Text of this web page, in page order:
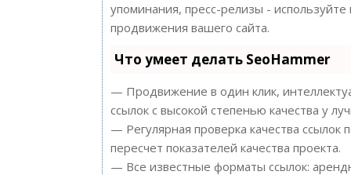
упоминания, пресс-релизы -
продвижения вашего сайта.
Что умеет делать SeoHammer
— Продвижение в один клик,
ссылок с высокой степенью качества у
— Регулярная проверка качества
пересчет показателей качества проекта.
— Все известные форматы ссылок: